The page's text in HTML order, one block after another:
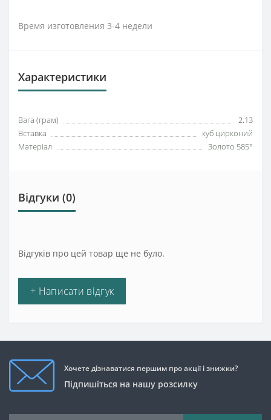
Время изготовления 3-4 недели
Характеристики
Вага (грам)
2.13
Вставка
куб цирконий
Матеріал
Золото 585°
Відгуки (0)
Відгуків про цей товар ще не було.
+ Написати відгук
Хочете дізнаватися першим про акції і знижки?
Підпишіться на нашу розсилку